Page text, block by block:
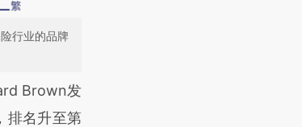
行业的品牌
新文章
炼总结而
Brown发
排名升至第